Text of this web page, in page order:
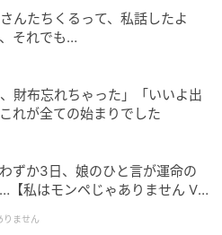
のクチコミや体験談から産婦人科検
報、離乳食レシピまで。月間利用者1
みる
んたちくるって、私話したよ
それでも…
財布忘れちゃった」「いいよ出
れが全ての始まりでした
ずか3日、娘のひと言が運命の
【私はモンペじゃありません Vo
りません